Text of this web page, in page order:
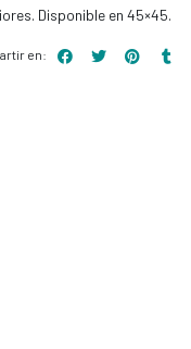
Disponible en 45×45.
en: